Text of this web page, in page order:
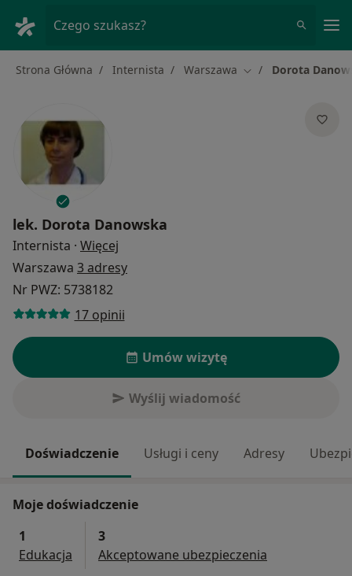
Czego szukasz?
Strona Główna Internista Warszawa Zmień miasto
Dorota
lek. Dorota Danowska
Internista · Więcej
Warszawa 3 adresy
Nr PWZ: 5738182
17 opinii
Umów wizytę
Wyślij wiadomość
Doświadczenie Usługi i ceny Adresy
Moje doświadczenie
1
Edukacja
3
Akceptowane ubezpieczenia